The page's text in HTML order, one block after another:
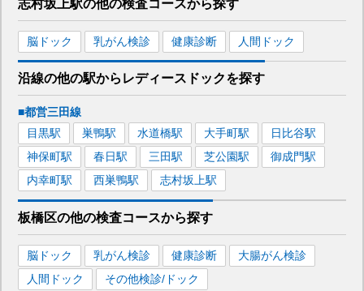
志村坂上駅の他の検査コースから探す
脳ドック 乳がん検診 健康診断 人間ドック
沿線の他の駅から レディースドックを探す
■都営三田線
目黒駅 巣鴨駅 水道橋駅 大手町駅 日比谷駅
神保町駅 春日駅 三田駅 芝公園駅 御成門駅
内幸町駅 西巣鴨駅 志村坂上駅
板橋区の他の検査コースから探す
脳ドック 乳がん検診 健康診断
大腸がん検診
人間ドック
その他検診/ドック